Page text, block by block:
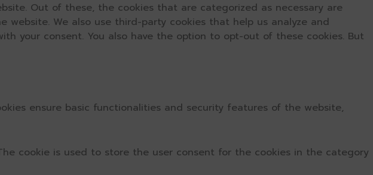
Out of these, the cookies that are categorized as necessary are
We also use third-party cookies that help us analyze and
your consent. You also have the option to opt-out of these cookies. But
ensure basic functionalities and security features of the website,
cookie is used to store the user consent for the cookies in the category